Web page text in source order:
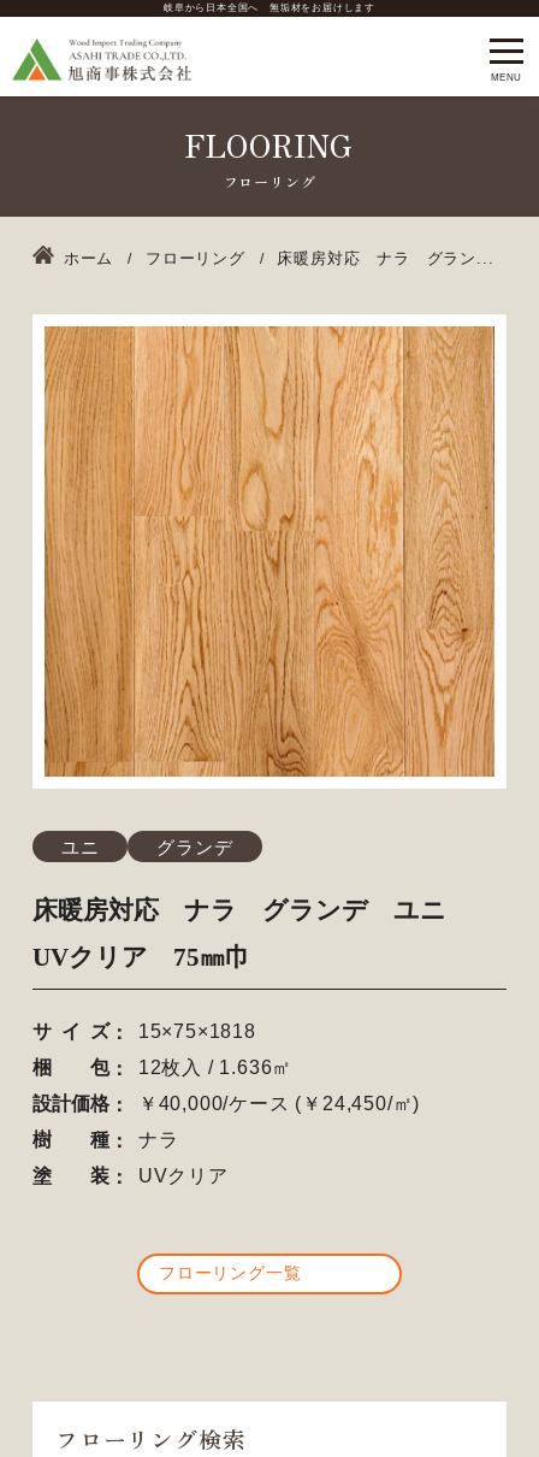
岐阜から日本全国へ 無垢材をお届けします
FLOORING
ホーム フローリング 床暖房対応 ナラ グラン...
ユニ グランデ
床暖房対応 ナラ グランデ ユニ
UVクリア 75㎜巾
サイズ
15×75×1818
梱包
12枚入 / 1.636㎡
設計価格
￥40,000/ケース (￥24,450/㎡)
樹種
ナラ
塗装
UVクリア
フローリング一覧
フローリング検索